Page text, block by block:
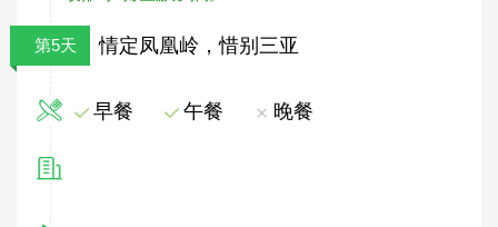
第5天 情定凤凰岭，惜别三亚
早餐 午餐 晚餐